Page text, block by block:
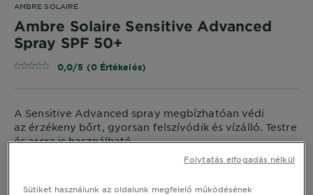
AMBRE SOLAIRE
Ambre Solaire Sensitive Advanced
Spray SPF 50+
0,0/5 (0 Értékelés)
A Sensitive Advanced spray megbízhatóan védi
az érzékeny bőrt, gyorsan felszívódik és vízálló. Testre
és arcra is használható.
Sütiket használunk az oldalunk megfelelő működésének
Folytatás elfogadás nélkül